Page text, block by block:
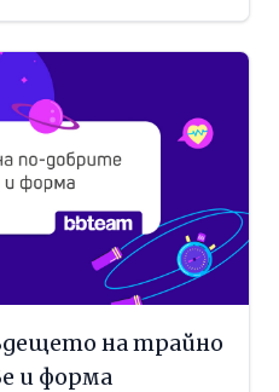
на трайно
и форма